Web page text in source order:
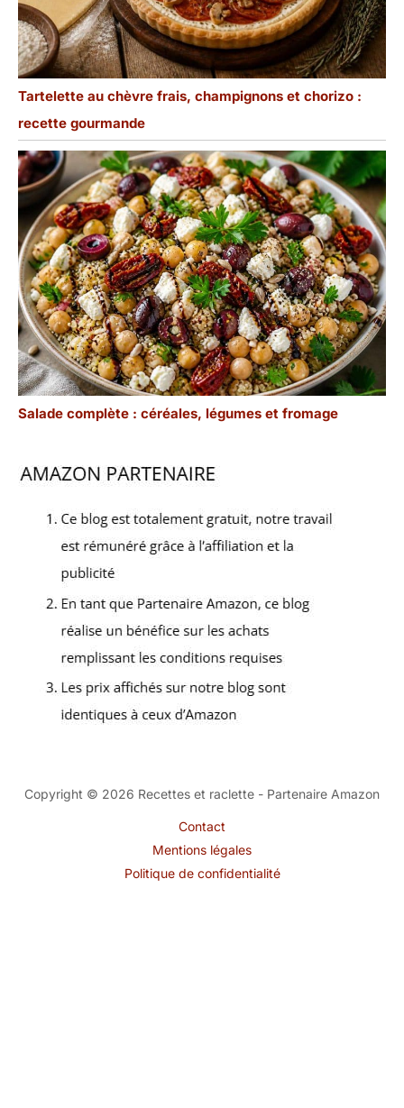
Tartelette au chèvre frais, champignons et chorizo :
recette gourmande
Salade complète : céréales, légumes et fromage
Copyright © 2026 Recettes et raclette - Partenaire Amazon
Contact
Mentions légales
Politique de confidentialité